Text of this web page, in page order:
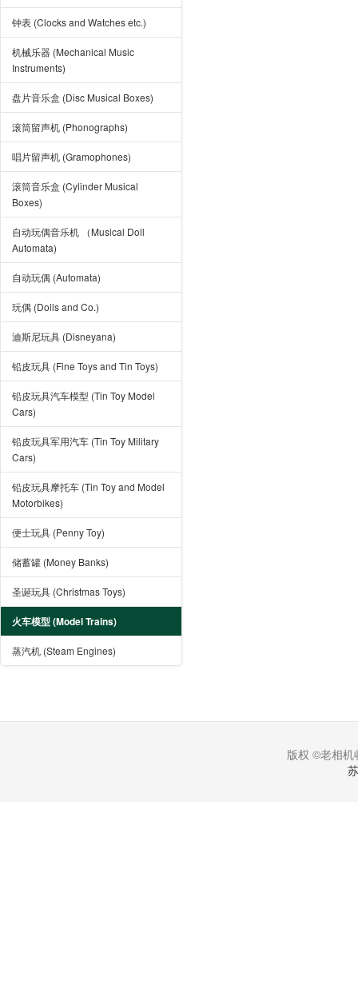
钟表 (Clocks and Watches etc.)
机械乐器 (Mechanical Music
Instruments)
盘片音乐盒 (Disc Musical Boxes)
滚筒留声机 (Phonographs)
唱片留声机 (Gramophones)
滚筒音乐盒 (Cylinder Musical
Boxes)
自动玩偶音乐机 （Musical Doll
Automata)
自动玩偶 (Automata)
玩偶 (Dolls and Co.)
迪斯尼玩具 (Disneyana)
铅皮玩具 (Fine Toys and Tin Toys)
铅皮玩具汽车模型 (Tin Toy Model
Cars)
铅皮玩具军用汽车 (Tin Toy Military
Cars)
铅皮玩具摩托车 (Tin Toy and Model
Motorbikes)
便士玩具 (Penny Toy)
储蓄罐 (Money Banks)
圣诞玩具 (Christmas Toys)
火车模型 (Model Trains)
蒸汽机 (Steam Engines)
版权 ©老相